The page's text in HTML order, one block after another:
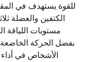
للقوة يستهدف في
الكتفين والعضلة
مستويات اللياقة
بفضل الحركة
الأشخاص في أداء